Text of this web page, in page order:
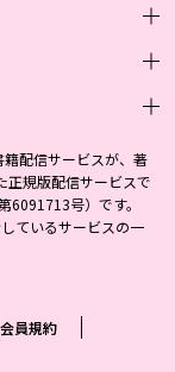
配信サービスが、著
正規版配信サービスで
6091713号）です。
ているサービスの一
員規約